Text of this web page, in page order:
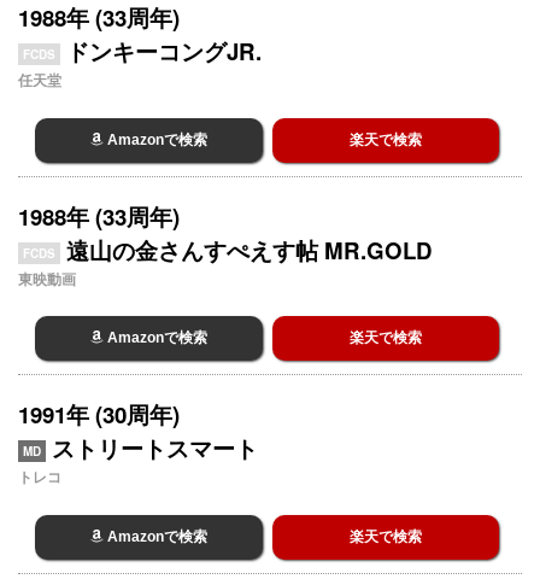
1988年 (33周年)
FCDS ドンキーコングJR.
任天堂
Amazonで検索 楽天で検索
1988年 (33周年)
FCDS 遠山の金さんすぺえす帖 MR.GOLD
東映動画
Amazonで検索 楽天で検索
1991年 (30周年)
MD ストリートスマート
トレコ
Amazonで検索 楽天で検索